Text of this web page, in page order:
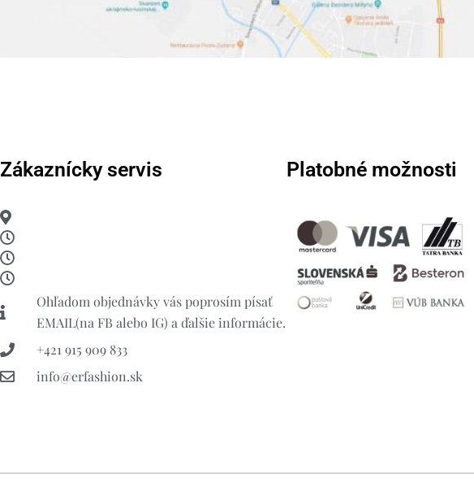
Zákaznícky servis
Ohľadom objednávky vás poprosím písať
EMAIL(na FB alebo IG) a ďalšie informácie.
+421 915 909 833
info@erfashion.sk
Platobné možnosti